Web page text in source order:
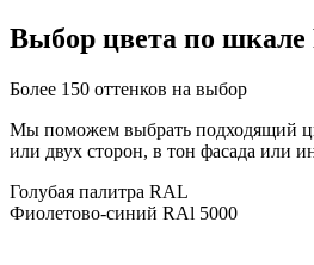
Выбор цвета по шкале
Более 150 оттенков на выбор
Мы поможем выбрать подходящий
или двух сторон, в тон фасада или
Голубая палитра RAL
Фиолетово-синий RAl 5000